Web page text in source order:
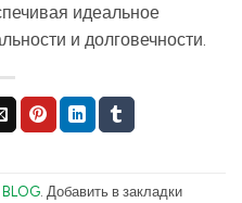
идеальное
и долговечности.
. Добавить в закладки